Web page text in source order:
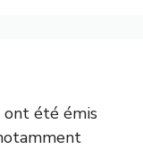
ont été émis